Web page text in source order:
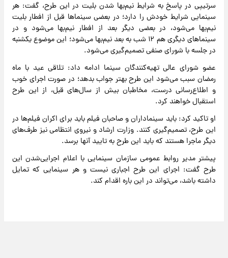
سرتیپی در پاسخ به شرایط نیم‌بها شدن بلیت در این طرح، گفت: هر
سینمایی شرایط خودش را دارد؛ در بعضی سینماها قبل از افطار بلیت
نیم‌بها می‌شود، در بعضی دیگر بعد از افطار نیم‌بها می‌شود و در
سینماهای دیگری هم ۱۲ شب به بعد نیم‌بها می‌شود؛ این موضوع یکشنبه
در جلسه با شورای صنفی تصمیم‌گیری می‌شود.
عضو شورای عالی تهیه‌کنندگان سینما ادامه داد: تلاقی عید با ماه
رمضان سبب می‌شود این طرح بهتر جواب بدهد؛ در صورت اجرای خوب
و اطلاع‌رسانی درست، مخاطبان بیش از سال‌های قبل، از این طرح
استقبال خواهند کرد.
او تاکید کرد: باید سینماداران و صاحبان فیلم باید برای اکران فیلم‌ها در
این طرح، تصمیم‌گیری کنند. وزارت ارشاد و نیروی انتظامی نیز طرف‌های
دیگر ماجرا هستند که باید این طرح به تایید آنها برسد.
پیشتر مدیر روابط عمومی سازمان سینمایی با اعلام اجرایی‌شدن این
طرح گفت: اجرای این طرح اجباری نیست و هر سینمایی که تمایل
داشته باشد، می‌تواند در این باره اقدام کند.